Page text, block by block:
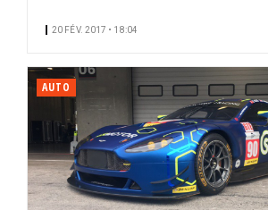
20 FÉV. 2017 • 18:04
AUTO